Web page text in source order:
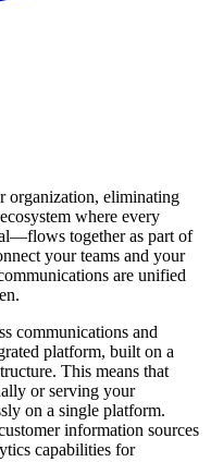
organization, eliminating
where every
together as part of
your teams and your
are unified
communications and
platform, built on a
This means that
or serving your
on a single platform.
information sources
capabilities for